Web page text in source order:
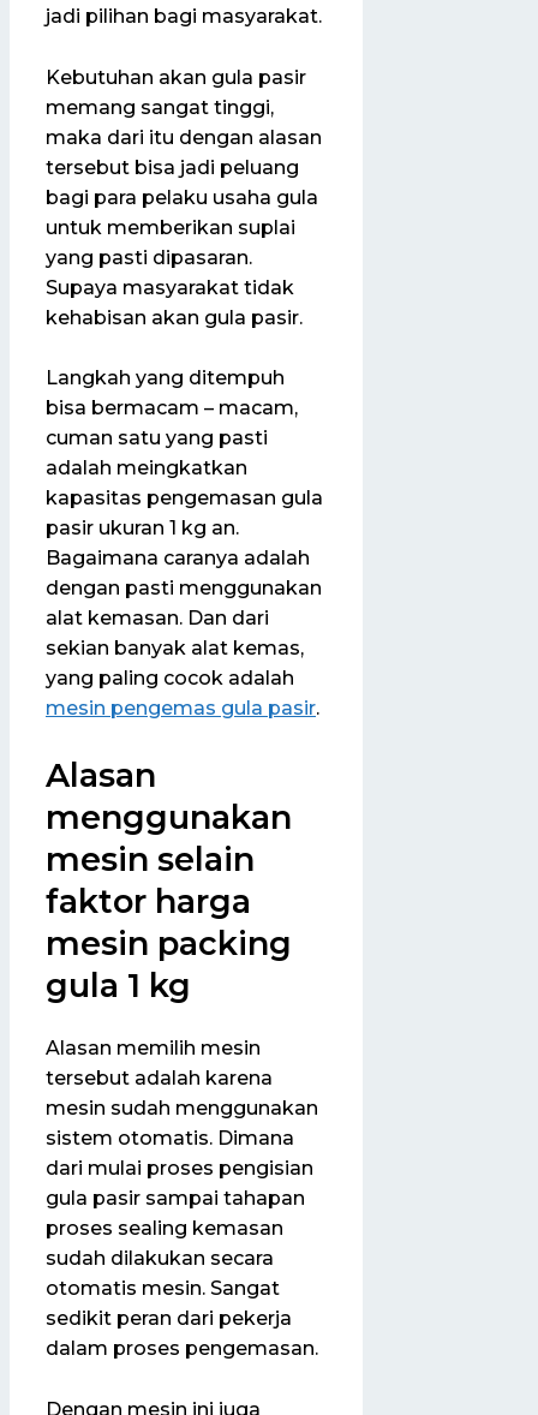
jadi pilihan bagi masyarakat.
Kebutuhan akan gula pasir
memang sangat tinggi,
maka dari itu dengan alasan
tersebut bisa jadi peluang
bagi para pelaku usaha gula
untuk memberikan suplai
yang pasti dipasaran.
Supaya masyarakat tidak
kehabisan akan gula pasir.
Langkah yang ditempuh
bisa bermacam – macam,
cuman satu yang pasti
adalah meingkatkan
kapasitas pengemasan gula
pasir ukuran 1 kg an.
Bagaimana caranya adalah
dengan pasti menggunakan
alat kemasan. Dan dari
sekian banyak alat kemas,
yang paling cocok adalah
mesin pengemas gula pasir.
Alasan
menggunakan
mesin selain
faktor harga
mesin packing
gula 1 kg
Alasan memilih mesin
tersebut adalah karena
mesin sudah menggunakan
sistem otomatis. Dimana
dari mulai proses pengisian
gula pasir sampai tahapan
proses sealing kemasan
sudah dilakukan secara
otomatis mesin. Sangat
sedikit peran dari pekerja
dalam proses pengemasan.
Dengan mesin ini juga